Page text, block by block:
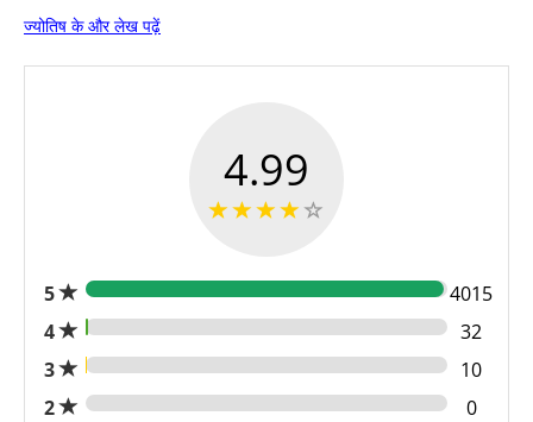
ज्योतिष के और लेख पढ़ें
4.99
5
4015
4
32
3
10
2
0